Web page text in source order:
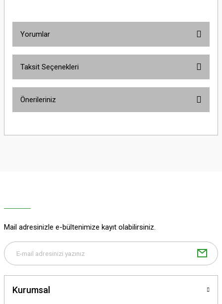
Yorumlar
Taksit Seçenekleri
Önerileriniz
yetersiz gördüğünüz noktaları öneri formunu kullanarak tarafımıza
Bu ürüne benzer farklı alternatifler olmalı.
Mail adresinizle e-bültenimize kayıt olabilirsiniz.
Kurumsal